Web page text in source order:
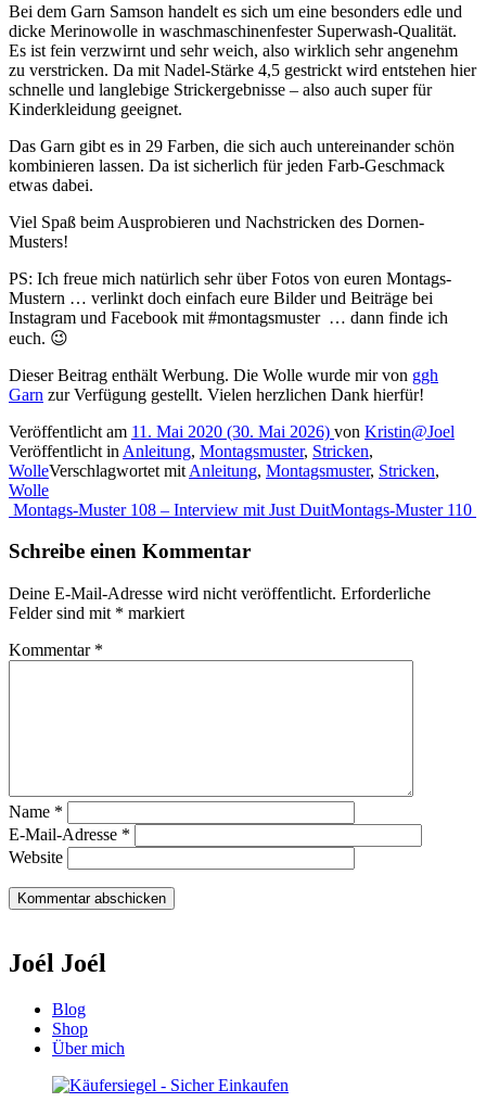
Bei dem Garn Samson handelt es sich um eine besonders edle und
dicke Merinowolle in waschmaschinenfester Superwash-Qualität.
Es ist fein verzwirnt und sehr weich, also wirklich sehr angenehm
zu verstricken. Da mit Nadel-Stärke 4,5 gestrickt wird entstehen hier
schnelle und langlebige Strickergebnisse – also auch super für
Kinderkleidung geeignet.
Das Garn gibt es in 29 Farben, die sich auch untereinander schön
kombinieren lassen. Da ist sicherlich für jeden Farb-Geschmack
etwas dabei.
Viel Spaß beim Ausprobieren und Nachstricken des Dornen-
Musters!
PS: Ich freue mich natürlich sehr über Fotos von euren Montags-
Mustern … verlinkt doch einfach eure Bilder und Beiträge bei
Instagram und Facebook mit #montagsmuster … dann finde ich
euch. 😉
Dieser Beitrag enthält Werbung. Die Wolle wurde mir von ggh
Garn zur Verfügung gestellt. Vielen herzlichen Dank hierfür!
Veröffentlicht am 11. Mai 2020 (30. Mai 2026) von Kristin@Joel
Veröffentlicht in Anleitung, Montagsmuster, Stricken,
WolleVerschlagwortet mit Anleitung, Montagsmuster, Stricken,
Wolle
Beitragsnavigation
Montags-Muster 108 – Interview mit Just DuitMontags-Muster 110
Schreibe einen Kommentar
Deine E-Mail-Adresse wird nicht veröffentlicht. Erforderliche
Felder sind mit * markiert
Kommentar *
Name *
E-Mail-Adresse *
Website
Joél Joél
Blog
Shop
Über mich